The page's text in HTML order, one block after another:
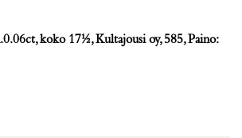
koko 17½, Kultajousi oy, 585, Paino: